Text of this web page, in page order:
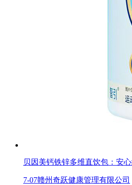
贝因美钙铁锌多维直饮包：安
7-07赣州奇跃健康管理有限公司